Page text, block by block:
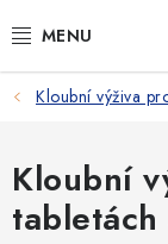
na
PSI
KOČKY
KONĚ
Kloubní výživa
Kloubní